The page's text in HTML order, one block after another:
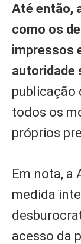
Até então,
como os
impressos
autoridade
publicação
todos os
próprios
Em nota, a
medida
acesso da